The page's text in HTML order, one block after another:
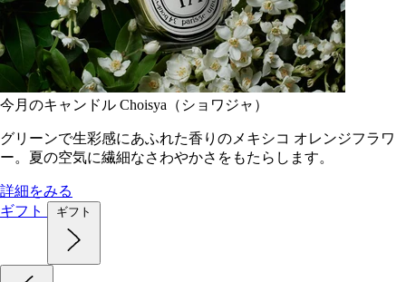
今月のキャンドル Choisya（ショワジャ）
グリーンで生彩感にあふれた香りのメキシコ オレンジフラワ
ー。夏の空気に繊細なさわやかさをもたらします。
詳細をみる
ギフト
ギフト